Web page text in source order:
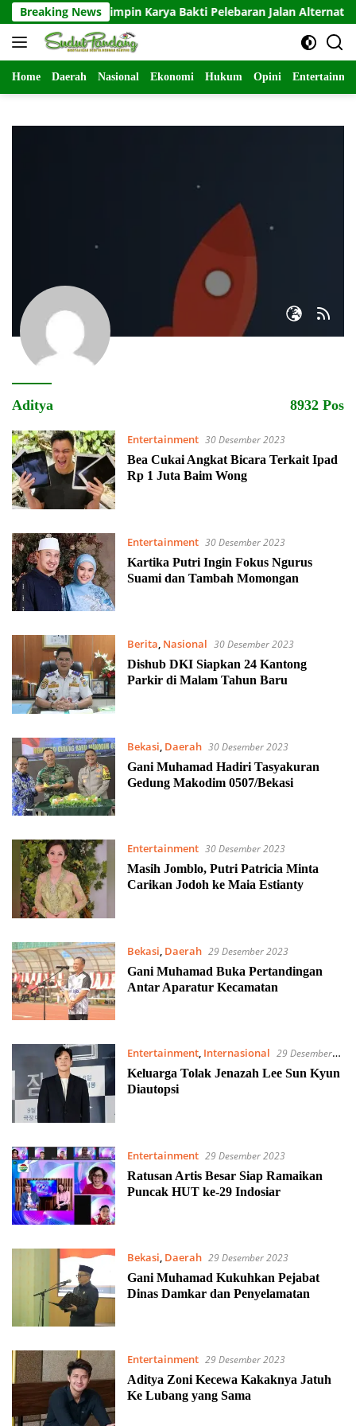
Langsung
ke
konten
Breaking News
26 Tosari Pimpin Karya Bakti Pelebaran Jalan Alternatif,
Home Daerah Nasional Ekonomi Hukum Opini
Aditya 8932 Pos
Entertainment 30 Desember 2023
Bea Cukai Angkat Bicara Terkait Ipad
Rp 1 Juta Baim Wong
Entertainment 30 Desember 2023
Kartika Putri Ingin Fokus Ngurus
Suami dan Tambah Momongan
Berita, Nasional 30 Desember 2023
Dishub DKI Siapkan 24 Kantong
Parkir di Malam Tahun Baru
Bekasi, Daerah 30 Desember 2023
Gani Muhamad Hadiri Tasyakuran
Gedung Makodim 0507/Bekasi
Entertainment 30 Desember 2023
Masih Jomblo, Putri Patricia Minta
Carikan Jodoh ke Maia Estianty
Bekasi Daerah 29 Desember 2023
Gani Muhamad Buka Pertandingan
Antar Aparatur Kecamatan
Entertainment, Internasional 29 Desember
2023
Keluarga Tolak Jenazah Lee Sun Kyun
Diautopsi
Entertainment 29 Desember 2023
Ratusan Artis Besar Siap Ramaikan
Puncak HUT ke-29 Indosiar
Bekasi, Daerah 29 Desember 2023
Gani Muhamad Kukuhkan Pejabat
Dinas Damkar dan Penyelamatan
Entertainment 29 Desember 2023
Aditya Zoni Kecewa Kakaknya Jatuh
Ke Lubang yang Sama